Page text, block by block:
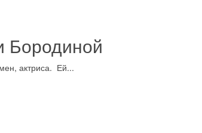
Бородиной
актриса. Ей...